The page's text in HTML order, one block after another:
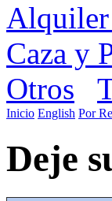
Alquiler
Caza y
Otros
Inicio English Por
Deje